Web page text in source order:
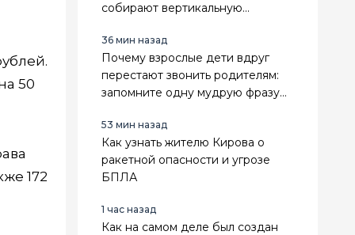
50
172
собирают вертикальную
руками
36 мин назад
Почему взрослые дети вдруг
перестают звонить родителям:
запомните одну мудрую фразу
объясняет
53 мин назад
Как узнать жителю Кирова о
ракетной опасности и угрозе
БПЛА
1 час назад
Как на самом деле был создан